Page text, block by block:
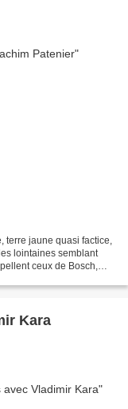
terre jaune quasi factice,
lointaines semblant
ceux de Bosch,
Kara